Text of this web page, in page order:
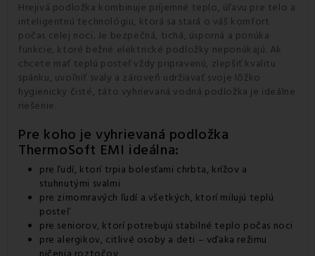
Hrejivá podložka kombinuje príjemné teplo, úľavu pre telo a
inteligentnú technológiu, ktorá sa stará o váš komfort
počas celej noci. Je bezpečná, tichá, úsporná a ponúka
funkcie, ktoré bežné elektrické podložky neponúkajú. Ak
chcete mať teplú posteľ vždy pripravenú, zlepšiť kvalitu
spánku, uvoľniť svaly a zároveň udržiavať svoje lôžko
hygienicky čisté, táto vyhrievaná vodná podložka je ideálne
riešenie.
Pre koho je vyhrievaná podložka
ThermoSoft EMI ideálna:
pre ľudí, ktorí trpia bolesťami chrbta, krížov a
stuhnutými svalmi
pre zimomravých ľudí a všetkých, ktorí milujú teplú
posteľ
pre seniorov, ktorí potrebujú stabilné teplo počas noci
pre alergikov, citlivé osoby a deti – vďaka režimu